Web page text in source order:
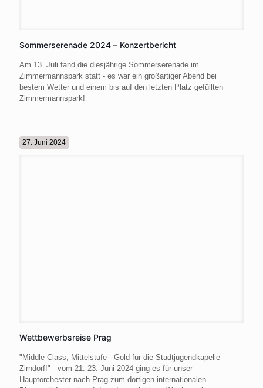
Sommerserenade 2024 – Konzertbericht
Am 13. Juli fand die diesjährige Sommerserenade im
Zimmermannspark statt - es war ein großartiger Abend bei
bestem Wetter und einem bis auf den letzten Platz gefüllten
Zimmermannspark!
27. Juni 2024
Wettbewerbsreise Prag
"Middle Class, Mittelstufe - Gold für die Stadtjugendkapelle
Zirndorf!" - vom 21.-23. Juni 2024 ging es für unser
Hauptorchester nach Prag zum dortigen internationalen